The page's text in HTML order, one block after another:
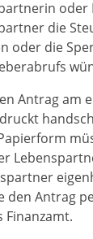
oder
die
oder die
Antrag am
den Antrag
Finanzamt.